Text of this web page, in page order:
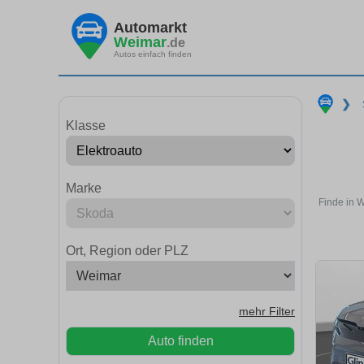
Automarkt
Weimar.de
Autos einfach finden
Klasse
Marke
Ort, Region oder PLZ
mehr Filter
Auto finden
❯
Finde in